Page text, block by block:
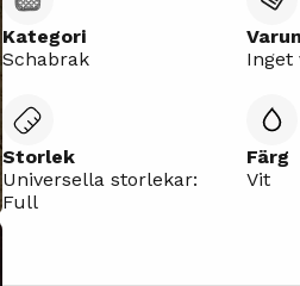
Kategori
Schabrak
Inget
Storlek
Universella storlekar:
Full
Färg
Vit